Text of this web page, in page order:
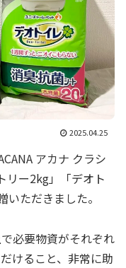
2025.04.25
アカナ クラシ
リー2kg」「デオト
ただきました。
必要物資がそれぞれ
けること、非常に助